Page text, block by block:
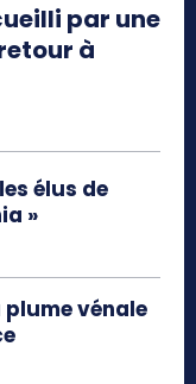
par une
à
élus de
»
plume vénale